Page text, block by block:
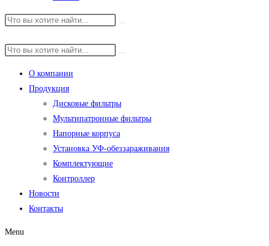
О компании
Продукция
Дисковые фильтры
Мультипатронные фильтры
Напорные корпуса
Установка УФ-обеззараживания
Комплектующие
Контроллер
Новости
Контакты
Menu